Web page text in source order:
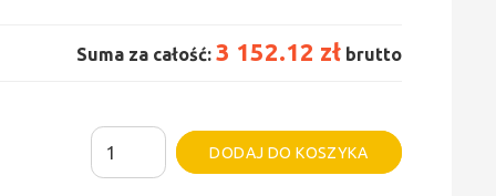
Suma za całość: 3 152.12 zł brutto
ilość
Grzejnik
DODAJ DO KOSZYKA
Alternative: